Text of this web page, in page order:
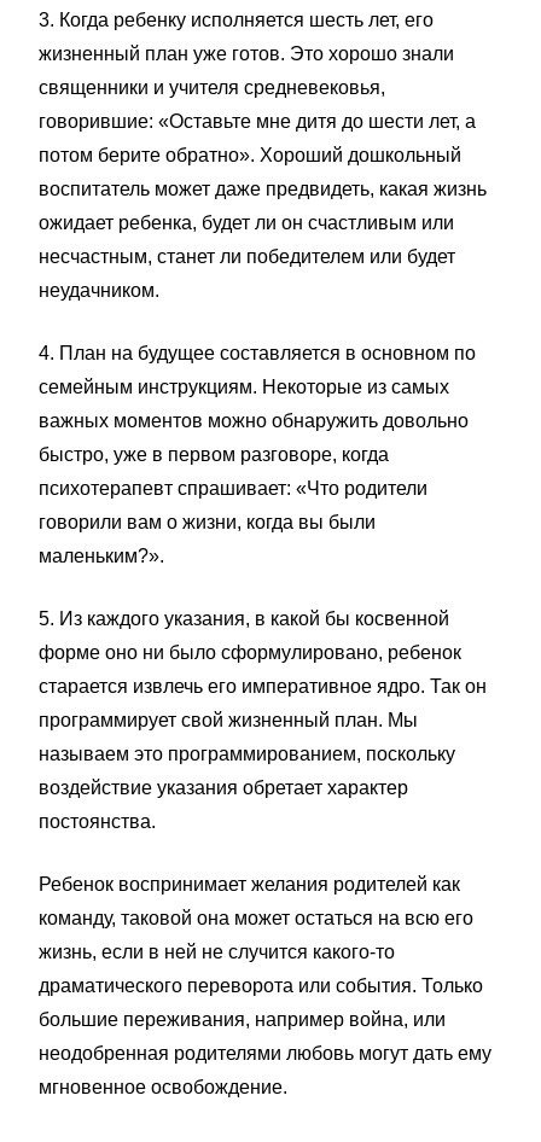
3. Когда ребенку исполняется шесть лет, его
жизненный план уже готов. Это хорошо знали
священники и учителя средневековья,
говорившие: «Оставьте мне дитя до шести лет, а
потом берите обратно». Хороший дошкольный
воспитатель может даже предвидеть, какая жизнь
ожидает ребенка, будет ли он счастливым или
несчастным, станет ли победителем или будет
неудачником.
4. План на будущее составляется в основном по
семейным инструкциям. Некоторые из самых
важных моментов можно обнаружить довольно
быстро, уже в первом разговоре, когда
психотерапевт спрашивает: «Что родители
говорили вам о жизни, когда вы были
маленьким?».
5. Из каждого указания, в какой бы косвенной
форме оно ни было сформулировано, ребенок
старается извлечь его императивное ядро. Так он
программирует свой жизненный план. Мы
называем это программированием, поскольку
воздействие указания обретает характер
постоянства.
Ребенок воспринимает желания родителей как
команду, таковой она может остаться на всю его
жизнь, если в ней не случится какого-то
драматического переворота или события. Только
большие переживания, например война, или
неодобренная родителями любовь могут дать ему
мгновенное освобождение.